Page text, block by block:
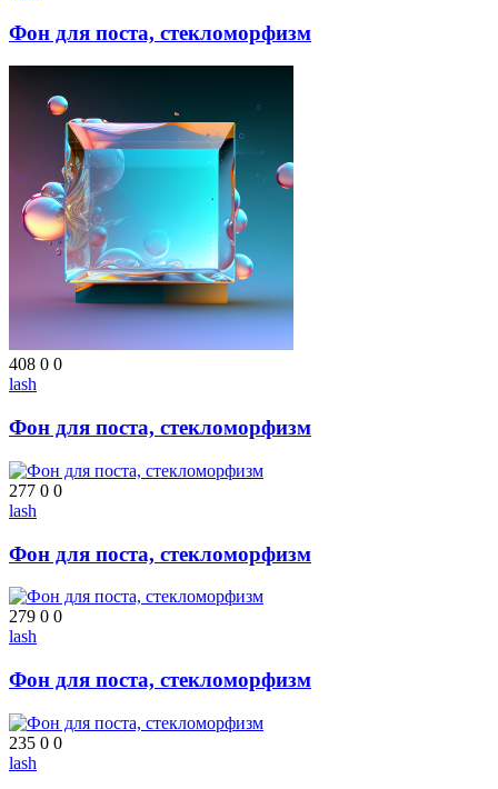
Фон для поста, стекломорфизм
408 0 0
lash
Фон для поста, стекломорфизм
277 0 0
lash
Фон для поста, стекломорфизм
279 0 0
lash
Фон для поста, стекломорфизм
235 0 0
lash